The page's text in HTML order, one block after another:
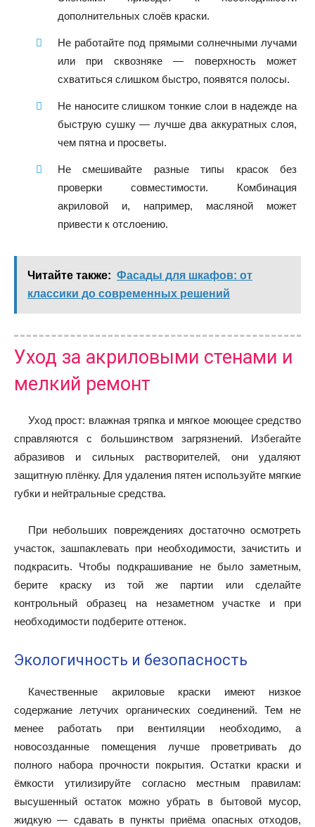
дополнительных слоёв краски.
Не работайте под прямыми солнечными лучами
или при сквозняке — поверхность может
схватиться слишком быстро, появятся полосы.
Не наносите слишком тонкие слои в надежде на
быструю сушку — лучше два аккуратных слоя,
чем пятна и просветы.
Не смешивайте разные типы красок без
проверки совместимости. Комбинация
акриловой и, например, масляной может
привести к отслоению.
Читайте также: Фасады для шкафов: от
классики до современных решений
Уход за акриловыми стенами и
мелкий ремонт
Уход прост: влажная тряпка и мягкое моющее средство
справляются с большинством загрязнений. Избегайте
абразивов и сильных растворителей, они удаляют
защитную плёнку. Для удаления пятен используйте мягкие
губки и нейтральные средства.
При небольших повреждениях достаточно осмотреть
участок, зашпаклевать при необходимости, зачистить и
подкрасить. Чтобы подкрашивание не было заметным,
берите краску из той же партии или сделайте
контрольный образец на незаметном участке и при
необходимости подберите оттенок.
Экологичность и безопасность
Качественные акриловые краски имеют низкое
содержание летучих органических соединений. Тем не
менее работать при вентиляции необходимо, а
новосозданные помещения лучше проветривать до
полного набора прочности покрытия. Остатки краски и
ёмкости утилизируйте согласно местным правилам:
высушенный остаток можно убрать в бытовой мусор,
жидкую — сдавать в пункты приёма опасных отходов,